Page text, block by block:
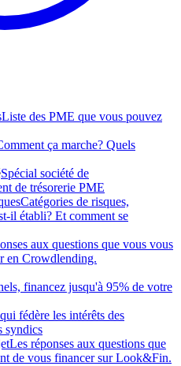
Liste des PME que vous pouvez
ça marche? Quels
Spécial société de
de trésorerie PME
Catégories de risques,
il établi? Et comment se
aux questions que vous vous
en Crowdlending.
financez jusqu'à 95% de votre
fédère les intérêts des
syndics
Les réponses aux questions que
de vous financer sur Look&Fin.